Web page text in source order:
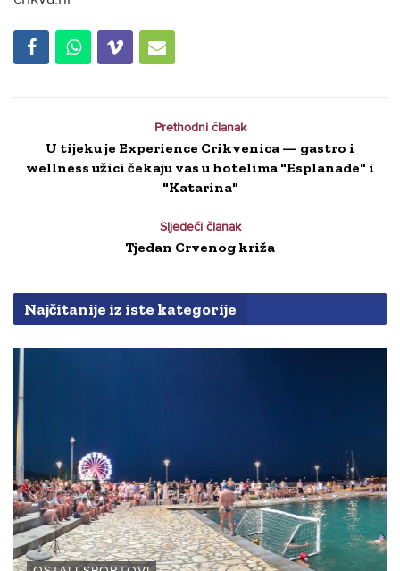
Prethodni članak
U tijeku je Experience Crikvenica — gastro i
wellness užici čekaju vas u hotelima "Esplanade" i
"Katarina"
Sljedeći članak
Tjedan Crvenog križa
Najčitanije iz iste kategorije